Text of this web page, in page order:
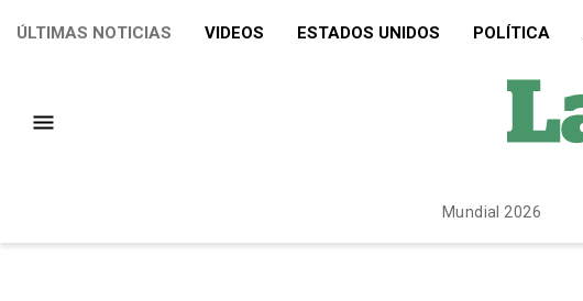
ÚLTIMAS NOTICIAS VIDEOS ESTADOS UNIDOS POLÍTICA
Mundial 2026